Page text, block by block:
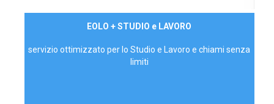
EOLO + STUDIO e LAVORO
servizio ottimizzato per lo Studio e Lavoro e chiami senza
limiti